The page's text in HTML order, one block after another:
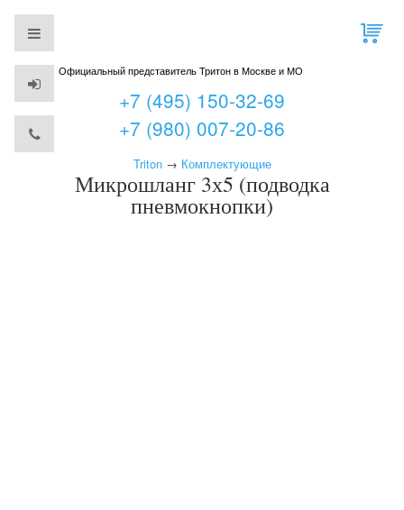
Официальный представитель Тритон в Москве и МО
+7 (495) 150-32-69
+7 (980) 007-20-86
Triton→ Комплектующие
Микрошланг 3х5 (подводка
пневмокнопки)